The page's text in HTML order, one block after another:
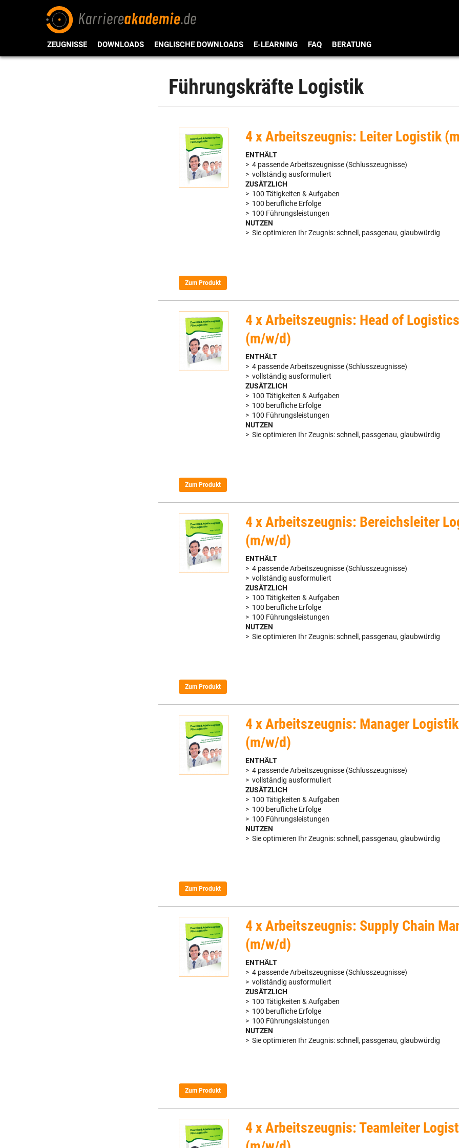
ZEUGNISSE DOWNLOADS ENGLISCHE DOWNLOADS E-LEARNING FAQ BERATUNG
Führungskräfte Logistik
4 x Arbeitszeugnis: Leiter Logistik
ENTHÄLT
> 4 passende Arbeitszeugnisse (Schlusszeugnisse)
> vollständig ausformuliert
ZUSÄTZLICH
> 100 Tätigkeiten & Aufgaben
> 100 berufliche Erfolge
> 100 Führungsleistungen
NUTZEN
> Sie optimieren Ihr Zeugnis: schnell, passgenau, glaubwürdig
Zum Produkt
4 x Arbeitszeugnis: Head of Logistics
(m/w/d)
ENTHÄLT
> 4 passende Arbeitszeugnisse (Schlusszeugnisse)
> vollständig ausformuliert
ZUSÄTZLICH
> 100 Tätigkeiten & Aufgaben
> 100 berufliche Erfolge
> 100 Führungsleistungen
NUTZEN
> Sie optimieren Ihr Zeugnis: schnell, passgenau, glaubwürdig
Zum Produkt
4 x Arbeitszeugnis: Bereichsleiter
(m/w/d)
ENTHÄLT
> 4 passende Arbeitszeugnisse (Schlusszeugnisse)
> vollständig ausformuliert
ZUSÄTZLICH
> 100 Tätigkeiten & Aufgaben
> 100 berufliche Erfolge
> 100 Führungsleistungen
NUTZEN
> Sie optimieren Ihr Zeugnis: schnell, passgenau, glaubwürdig
Zum Produkt
4 x Arbeitszeugnis: Manager Logistik
(m/w/d)
ENTHÄLT
> 4 passende Arbeitszeugnisse (Schlusszeugnisse)
> vollständig ausformuliert
ZUSÄTZLICH
> 100 Tätigkeiten & Aufgaben
> 100 berufliche Erfolge
> 100 Führungsleistungen
NUTZEN
> Sie optimieren Ihr Zeugnis: schnell, passgenau, glaubwürdig
Zum Produkt
4 x Arbeitszeugnis: Supply Chain
(m/w/d)
ENTHÄLT
> 4 passende Arbeitszeugnisse (Schlusszeugnisse)
> vollständig ausformuliert
ZUSÄTZLICH
> 100 Tätigkeiten & Aufgaben
> 100 berufliche Erfolge
> 100 Führungsleistungen
NUTZEN
> Sie optimieren Ihr Zeugnis: schnell, passgenau, glaubwürdig
Zum Produkt
4 x Arbeitszeugnis: Teamleiter